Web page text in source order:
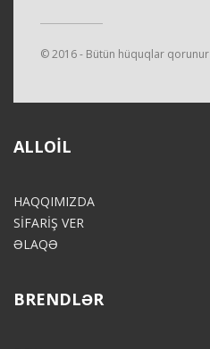
© 2016 - Bütün hüquqlar qorunur
ALLOIL
HAQQIMIZDA
SİFARİŞ VER
ƏLAQƏ
BRENDLƏR